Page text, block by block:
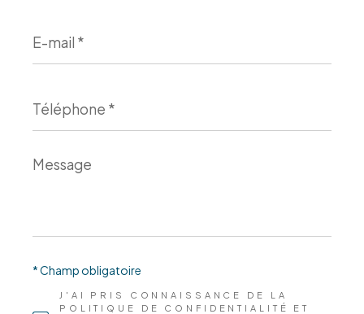
mail
*
*
Message
*
J'AI PRIS CONNAISSANCE DE LA
POLITIQUE DE CONFIDENTIALITÉ ET
* Champ obligatoire